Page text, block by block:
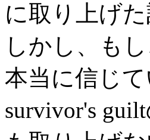
に取り上げ
しかし、も
本当に信じ
survivor's